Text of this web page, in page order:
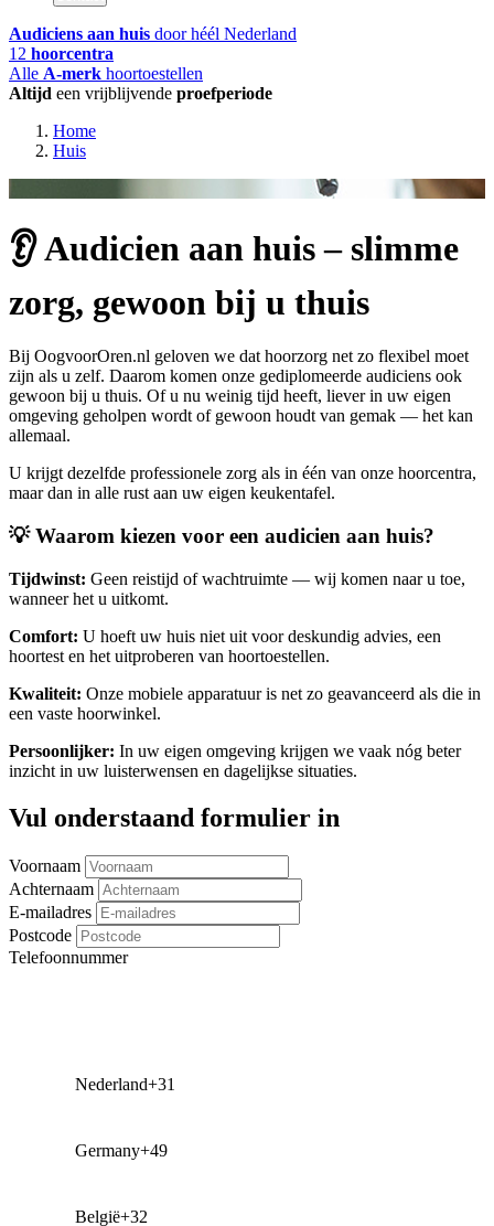
Audiciens aan huis door héél Nederland
12 hoorcentra
Alle A-merk hoortoestellen
Altijd een vrijblijvende proefperiode
Home
Huis
👂 Audicien aan huis – slimme
zorg, gewoon bij u thuis
Bij OogvoorOren.nl geloven we dat hoorzorg net zo flexibel moet
zijn als u zelf. Daarom komen onze gediplomeerde audiciens ook
gewoon bij u thuis. Of u nu weinig tijd heeft, liever in uw eigen
omgeving geholpen wordt of gewoon houdt van gemak — het kan
allemaal.
U krijgt dezelfde professionele zorg als in één van onze hoorcentra,
maar dan in alle rust aan uw eigen keukentafel.
💡 Waarom kiezen voor een audicien aan huis?
Tijdwinst: Geen reistijd of wachtruimte — wij komen naar u toe,
wanneer het u uitkomt.
Comfort: U hoeft uw huis niet uit voor deskundig advies, een
hoortest en het uitproberen van hoortoestellen.
Kwaliteit: Onze mobiele apparatuur is net zo geavanceerd als die in
een vaste hoorwinkel.
Persoonlijker: In uw eigen omgeving krijgen we vaak nóg beter
inzicht in uw luisterwensen en dagelijkse situaties.
Vul onderstaand formulier in
Voornaam
Achternaam
E-mailadres
Postcode
Telefoonnummer
Nederland+31
Germany+49
België+32